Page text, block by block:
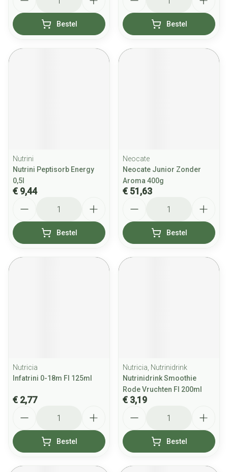
Bestel Bestel
Nutrini
Nutrini Peptisorb Energy
0,5l
€ 9,44
Bestel
Neocate
Neocate Junior Zonder
Aroma 400g
€ 51,63
Bestel
Nutricia
Infatrini 0-18m Fl 125ml
€ 2,77
Bestel
Nutricia, Nutrinidrink
Nutrinidrink Smoothie
Rode Vruchten Fl 200ml
€ 3,19
Bestel